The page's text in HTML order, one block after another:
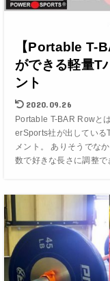
【Portable T-
ができる軽量T
ント
2020.09.26
Portable T-BAR Rowと
erSports社が出している
メント。 ありそうでな
数で好きな長さに調整で